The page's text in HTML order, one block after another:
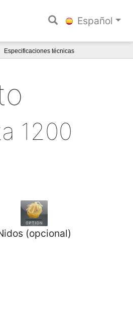
Español
Especificaciones técnicas
1200
(opcional)